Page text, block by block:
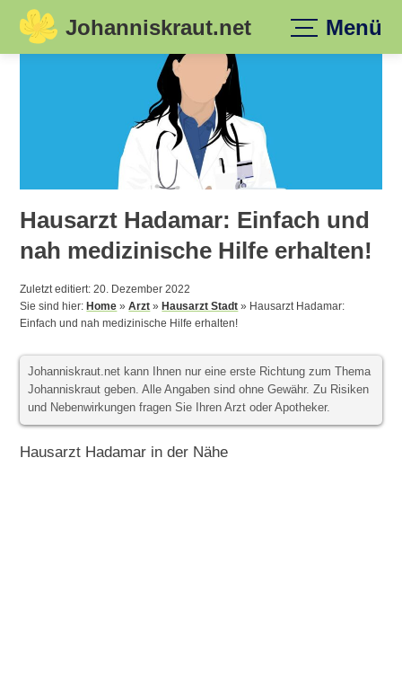
Skip
Johanniskraut.net Menü
Hausarzt Hadamar: Einfach und
nah medizinische Hilfe erhalten!
Zuletzt editiert: 20. Dezember 2022
Sie sind hier:Home »Arzt »Hausarzt Stadt » Hausarzt Hadamar:
Einfach und nah medizinische Hilfe erhalten!
Johanniskraut.net kann Ihnen nur eine erste Richtung zum Thema
Johanniskraut geben. Alle Angaben sind ohne Gewähr. Zu Risiken
und Nebenwirkungen fragen Sie Ihren Arzt oder Apotheker.
Hausarzt Hadamar in der Nähe